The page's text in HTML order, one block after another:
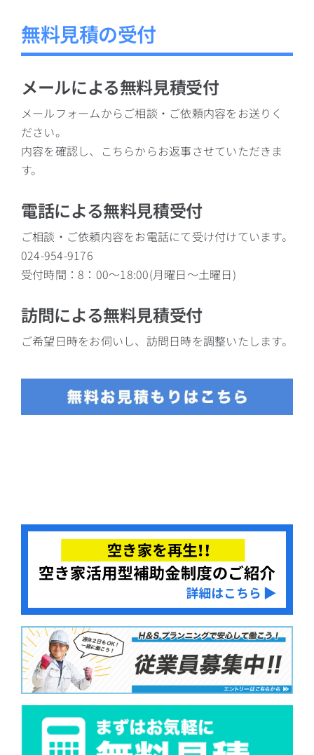
無料見積の受付
メールによる無料見積受付
メールフォームからご相談・ご依頼内容をお送りく
ださい。
内容を確認し、こちらからお返事させていただきま
す。
電話による無料見積受付
ご相談・ご依頼内容をお電話にて受け付けています。
024-954-9176
受付時間：8：00～18:00(月曜日～土曜日)
訪問による無料見積受付
ご希望日時をお伺いし、訪問日時を調整いたします。